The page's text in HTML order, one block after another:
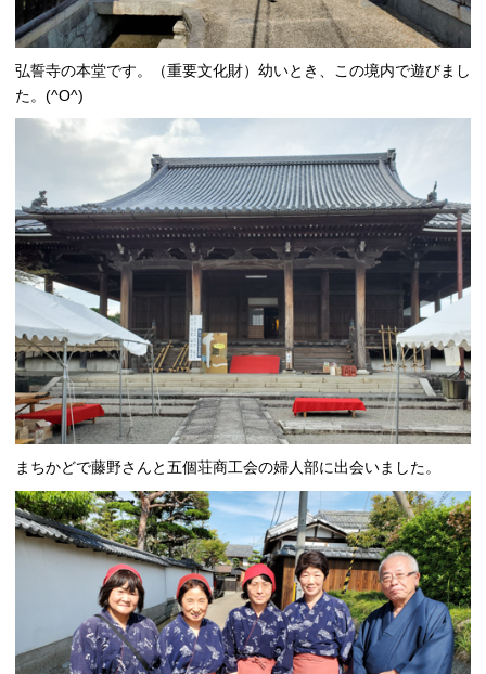
弘誓寺の本堂です。（重要文化財）幼いとき、この境内で遊びまし
た。(^O^)
まちかどで藤野さんと五個荘商工会の婦人部に出会いました。